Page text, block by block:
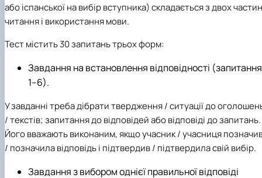
або іспанської на вибір вступника)складається з двох
читання і використання мови.
Тест містить30запитань трьох форм:
Завдання на встановлення відповідності (запитання
1–6).
У завданні треба дібрати твердження / ситуації до
/ текстів; запитання до відповідей або відповіді до запитань.
Його вважають виконаним, якщо учасник / учасниця
/ позначила відповідь і підтвердив / підтвердила свій вибір.
Завдання з вибором однієї правильної відповіді